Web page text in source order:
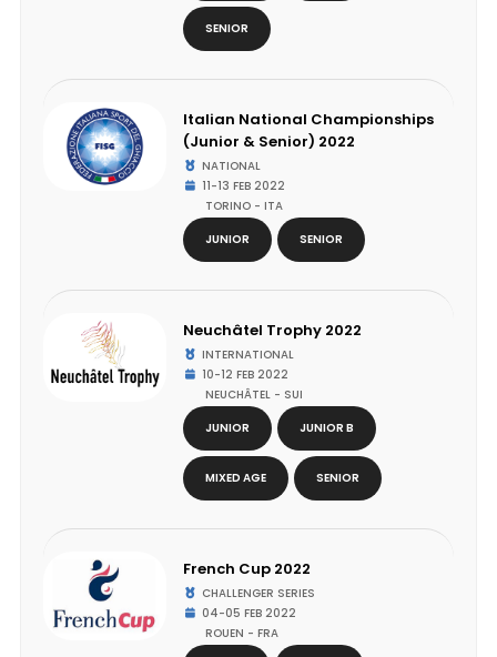
SENIOR
Italian National Championships
(Junior & Senior) 2022
NATIONAL
11-13 FEB 2022
TORINO - ITA
JUNIOR
SENIOR
Neuchâtel Trophy 2022
INTERNATIONAL
10-12 FEB 2022
NEUCHÂTEL - SUI
JUNIOR
JUNIOR B
MIXED AGE SENIOR
French Cup 2022
CHALLENGER SERIES
04-05 FEB 2022
ROUEN - FRA